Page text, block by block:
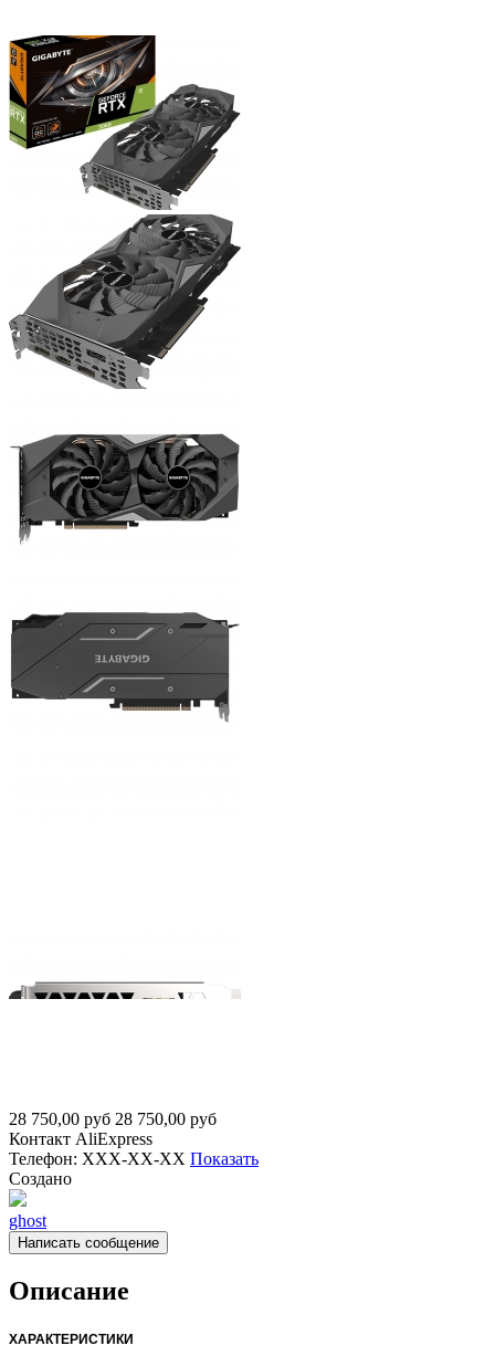
28 750,00 руб 28 750,00 руб
Контакт AliExpress
Телефон: XXX-XX-XX Показать
Создано
ghost
Написать сообщение
Описание
ХАРАКТЕРИСТИКИ